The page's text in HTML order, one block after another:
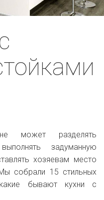
может разделять
задуманную
хозяевам место
собрали 15 стильных
бывают кухни с